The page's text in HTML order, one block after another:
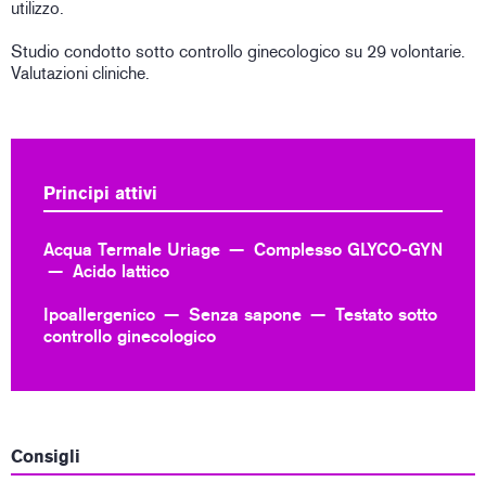
utilizzo.
Studio condotto sotto controllo ginecologico su 29 volontarie.
Valutazioni cliniche.
Principi attivi
Acqua Termale Uriage
Complesso GLYCO-GYN
Acido lattico
Ipoallergenico Senza sapone
Testato sotto
controllo ginecologico
Consigli